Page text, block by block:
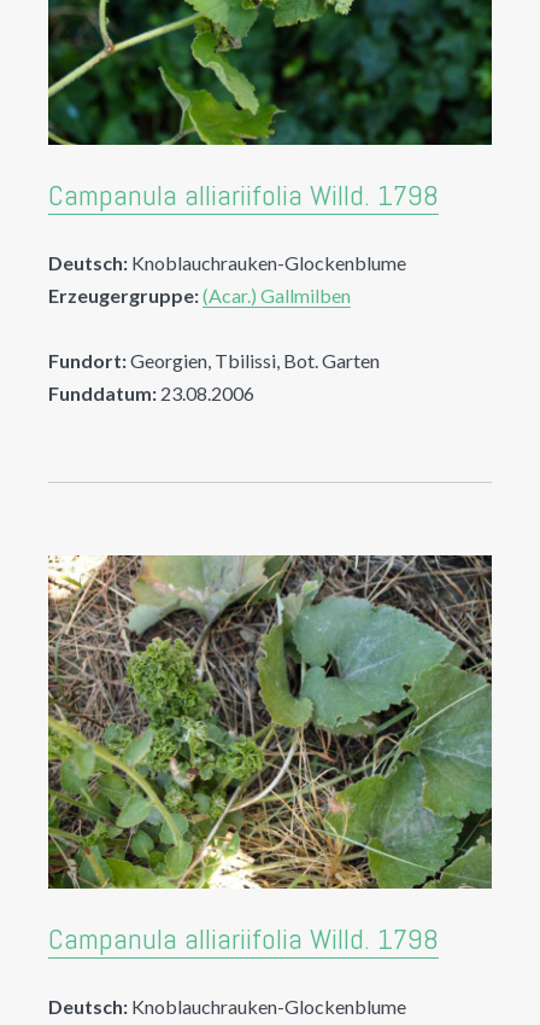
Campanula alliariifolia Willd. 1798
Deutsch: Knoblauchrauken-Glockenblume
Erzeugergruppe:(Acar.) Gallmilben
Fundort:Georgien, Tbilissi, Bot. Garten
Funddatum: 23.08.2006
Campanula alliariifolia Willd. 1798
Deutsch: Knoblauchrauken-Glockenblume